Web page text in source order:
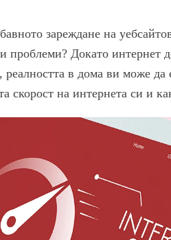
зареждане на
проблеми? Докато интернет
реалността в дома ви може
скорост на интернета си и